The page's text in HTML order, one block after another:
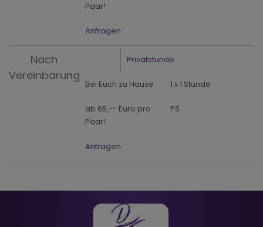
Paar!
Anfragen
Nach
Vereinbarung
Privatstunde
Bei Euch zu Hause 1 x 1 Stunde
ab 65,-- Euro pro
Paar!
PS
Anfragen